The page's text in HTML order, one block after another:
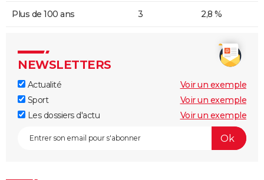
Plus de 100 ans 3 2,8 %
NEWSLETTERS
Actualité
Voir un exemple
Sport
Voir un exemple
Les dossiers d'actu
Voir un exemple